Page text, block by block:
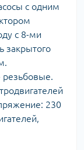
с одним
с 8-ми
закрытого
230